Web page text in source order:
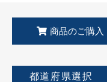
商品のご購入
都道府県選択